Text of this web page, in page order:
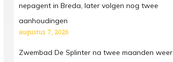
nepagent in Breda, later volgen nog twee
aanhoudingen
augustus 7, 2026
Zwembad De Splinter na twee maanden weer